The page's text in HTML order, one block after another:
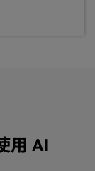
用 AI